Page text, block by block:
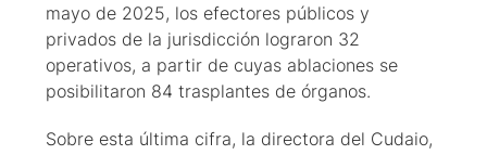
mayo de 2025, los efectores públicos y
privados de la jurisdicción lograron 32
operativos, a partir de cuyas ablaciones se
posibilitaron 84 trasplantes de órganos.
Sobre esta última cifra, la directora del Cudaio,